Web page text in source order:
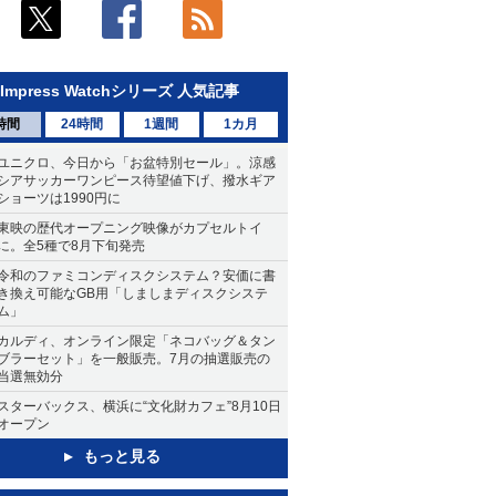
Impress Watchシリーズ 人気記事
間 24時間 1週間 1カ月
ニクロ、今日から「お盆特別セール」。涼感
アサッカーワンピース待望値下げ、撥水ギア
ョーツは1990円に
映の歴代オープニング映像がカプセルトイ
。全5種で8月下旬発売
和のファミコンディスクシステム？安価に書
換え可能なGB用「しましまディスクシステ
」
ルディ、オンライン限定「ネコバッグ＆タン
ラーセット」を一般販売。7月の抽選販売の
選無効分
ターバックス、横浜に“文化財カフェ”8月10日
ープン
もっと見る